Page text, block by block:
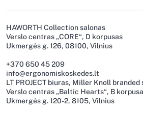
HAWORTH Collection salonas
Verslo centras „CORE“, D korpusas
Ukmergės g. 126, 08100, Vilnius
+370 650 45 209
info@ergonomiskoskedes.lt
LT PROJECT biuras, Miller Knoll branded
Verslo centras „Baltic Hearts“, B
Ukmergės g. 120-2, 8105, Vilnius